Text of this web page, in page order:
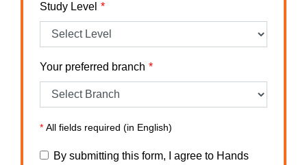
Study Level
Your preferred branch
* All fields required (in English)
By submitting this form, I agree to Hands